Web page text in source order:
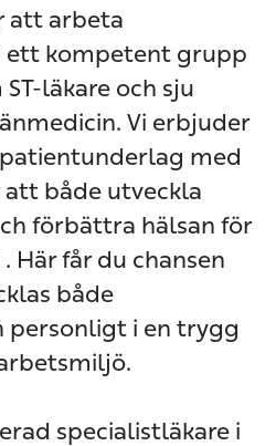
att arbeta
ett kompetent grupp
läkare och sju
Vi erbjuder
med
både utveckla
förbättra hälsan för
Här får du chansen
både
personligt i en trygg
specialistläkare i